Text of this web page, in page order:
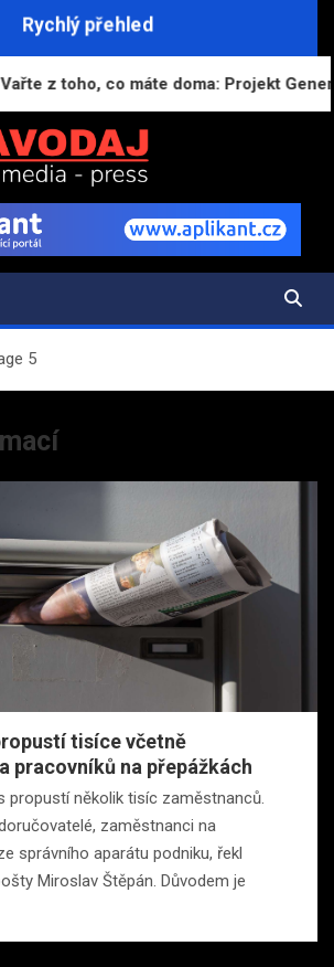
Rychlý přehled
z toho, co máte doma: Projekt
a zajímavostí
5
tisíce včetně
pracovníků na přepážkách
propustí několik tisíc zaměstnanců.
zaměstnanci na
správního aparátu podniku, řekl
Miroslav Štěpán. Důvodem je